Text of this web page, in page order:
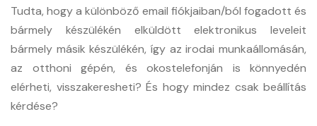
Tudta, hogy a különböző email fiókjaiban/ból fogadott és
bármely készülékén elküldött elektronikus leveleit
bármely másik készülékén, így az irodai munkaállomásán,
az otthoni gépén, és okostelefonján is könnyedén
elérheti, visszakeresheti? És hogy mindez csak beállítás
kérdése?